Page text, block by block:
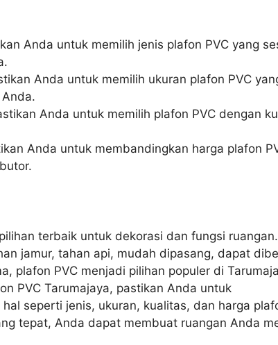
Anda untuk memilih jenis plafon PVC yang
Anda untuk memilih ukuran plafon PVC
Anda untuk memilih plafon PVC dengan
Anda untuk membandingkan harga plafon
terbaik untuk dekorasi dan fungsi
jamur, tahan api, mudah dipasang, dapat
plafon PVC menjadi pilihan populer di
PVC Tarumajaya, pastikan Anda untuk
seperti jenis, ukuran, kualitas, dan harga
tepat, Anda dapat membuat ruangan Anda